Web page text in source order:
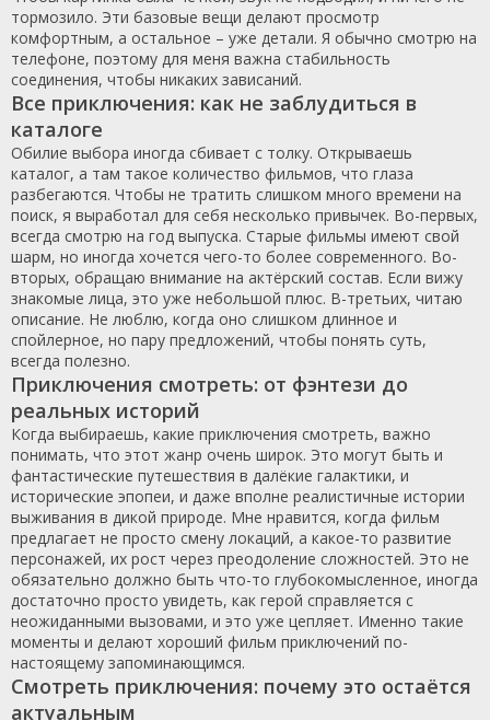
тормозило. Эти базовые вещи делают просмотр
комфортным, а остальное – уже детали. Я обычно смотрю на
телефоне, поэтому для меня важна стабильность
соединения, чтобы никаких зависаний.
Все приключения: как не заблудиться в
каталоге
Обилие выбора иногда сбивает с толку. Открываешь
каталог, а там такое количество фильмов, что глаза
разбегаются. Чтобы не тратить слишком много времени на
поиск, я выработал для себя несколько привычек. Во-первых,
всегда смотрю на год выпуска. Старые фильмы имеют свой
шарм, но иногда хочется чего-то более современного. Во-
вторых, обращаю внимание на актёрский состав. Если вижу
знакомые лица, это уже небольшой плюс. В-третьих, читаю
описание. Не люблю, когда оно слишком длинное и
спойлерное, но пару предложений, чтобы понять суть,
всегда полезно.
Приключения смотреть: от фэнтези до
реальных историй
Когда выбираешь, какие приключения смотреть, важно
понимать, что этот жанр очень широк. Это могут быть и
фантастические путешествия в далёкие галактики, и
исторические эпопеи, и даже вполне реалистичные истории
выживания в дикой природе. Мне нравится, когда фильм
предлагает не просто смену локаций, а какое-то развитие
персонажей, их рост через преодоление сложностей. Это не
обязательно должно быть что-то глубокомысленное, иногда
достаточно просто увидеть, как герой справляется с
неожиданными вызовами, и это уже цепляет. Именно такие
моменты и делают хороший фильм приключений по-
настоящему запоминающимся.
Смотреть приключения: почему это остаётся
актуальным